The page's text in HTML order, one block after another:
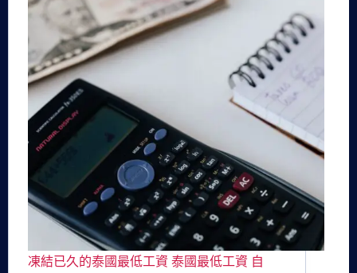
凍結已久的泰國最低工資 泰國最低工資 自